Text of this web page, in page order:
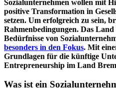
Sozialunternehmen wollen mit
positive Transformation in
setzen. Um erfolgreich zu sein,
Rahmenbedingungen. Das
Bedürfnisse von
besonders in den Fokus. Mit
Grundlagen für die künftige
Entrepreneurship im Land
Was ist ein